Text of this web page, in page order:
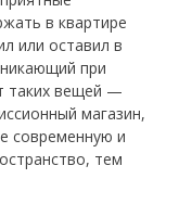
в квартире
или оставил в
при
таких вещей —
магазин,
современную и
тем